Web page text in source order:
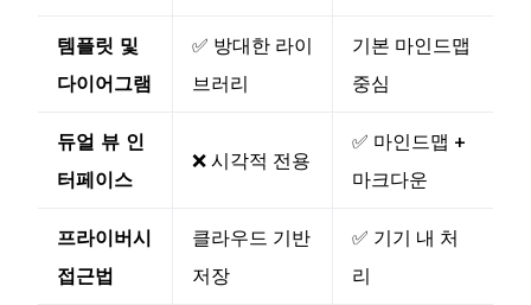
템플릿 및
다이어그램
✅ 방대한 라이
브러리
기본 마인드맵
중심
듀얼 뷰 인
터페이스
❌ 시각적 전용
✅ 마인드맵 +
마크다운
프라이버시
접근법
클라우드 기반
저장
✅ 기기 내 처
리